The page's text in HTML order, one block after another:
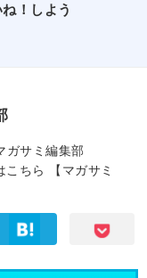
！しよう
ガサミ編集部
こちら
【マガサミ